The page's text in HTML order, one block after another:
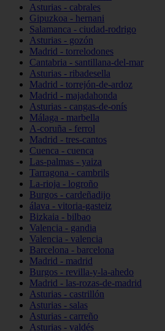
Asturias - cabrales
Gipuzkoa - hernani
Salamanca - ciudad-rodrigo
Asturias - gozón
Madrid - torrelodones
Cantabria - santillana-del-mar
Asturias - ribadesella
Madrid - torrejón-de-ardoz
Madrid - majadahonda
Asturias - cangas-de-onís
Málaga - marbella
A-coruña - ferrol
Madrid - tres-cantos
Cuenca - cuenca
Las-palmas - yaiza
Tarragona - cambrils
La-rioja - logroño
Burgos - cardeñadijo
álava - vitoria-gasteiz
Bizkaia - bilbao
Valencia - gandia
Valencia - valencia
Barcelona - barcelona
Madrid - madrid
Burgos - revilla-y-la-ahedo
Madrid - las-rozas-de-madrid
Asturias - castrillón
Asturias - salas
Asturias - carreño
Asturias - valdés